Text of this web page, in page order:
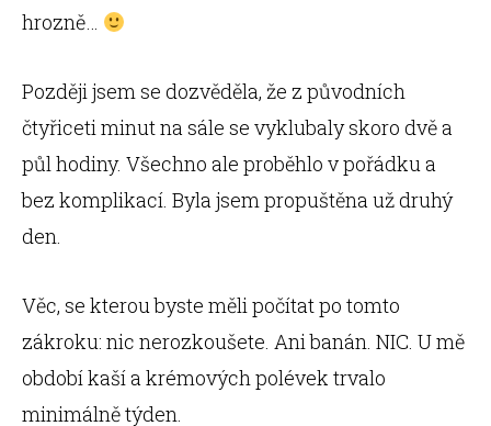
hrozně…
Později jsem se dozvěděla, že z původních
čtyřiceti minut na sále se vyklubaly skoro dvě a
půl hodiny. Všechno ale proběhlo v pořádku a
bez komplikací. Byla jsem propuštěna už druhý
den.
Věc, se kterou byste měli počítat po tomto
zákroku: nic nerozkoušete. Ani banán. NIC. U mě
období kaší a krémových polévek trvalo
minimálně týden.